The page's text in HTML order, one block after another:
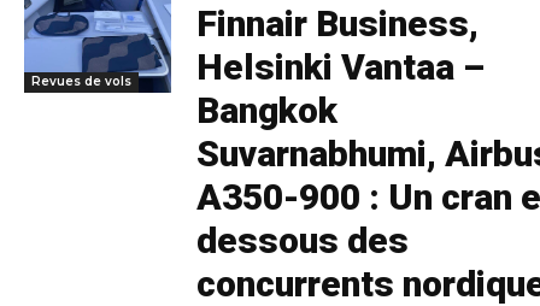
Revues de vols
Finnair Business,
Helsinki Vantaa –
Bangkok
Suvarnabhumi,
A350-900 : Un cran
dessous des
concurrents